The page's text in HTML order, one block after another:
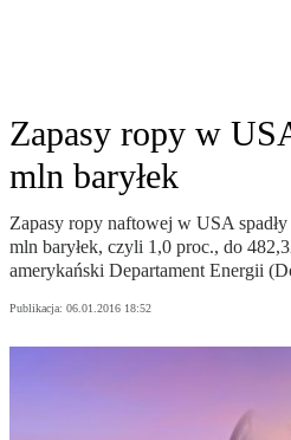
Zapasy ropy w
mln baryłek
Zapasy ropy naftowej w USA
mln baryłek, czyli 1,0 proc., do
amerykański Departament Energii
Publikacja: 06.01.2016 18:52